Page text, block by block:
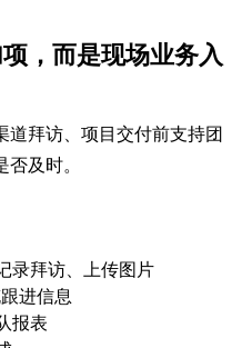
，而是现场业务入
道拜访、项目交付前支持团
及时。
录拜访、上传图片
进信息
报表